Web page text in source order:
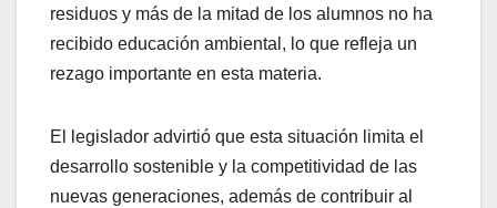
residuos y más de la mitad de los alumnos no ha
recibido educación ambiental, lo que refleja un
rezago importante en esta materia.
El legislador advirtió que esta situación limita el
desarrollo sostenible y la competitividad de las
nuevas generaciones, además de contribuir al